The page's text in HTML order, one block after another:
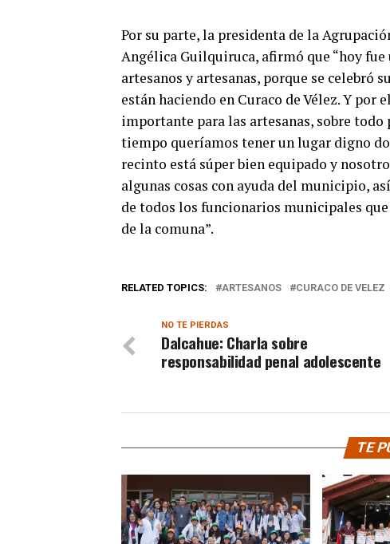
Por su parte, la presidenta de la
Angélica Guilquiruca, afirmó que “hoy
artesanos y artesanas, porque se celebró
están haciendo en Curaco de Vélez. Y
importante para las artesanas, sobre
tiempo queríamos tener un lugar digno
recinto está súper bien equipado y
algunas cosas con ayuda del municipio,
de todos los funcionarios municipales
de la comuna”.
RELATED TOPICS: ARTESANOS CURACO DE VELEZ
NO TE PIERDAS
Dalcahue: Charla sobre
responsabilidad penal adolescente
TE